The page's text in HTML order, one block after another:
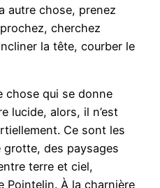
autre chose, prenez
cherchez
la tête, courber le
chose qui se donne
lucide, alors, il n’est
Ce sont les
grotte, des paysages
terre et ciel,
Pointelin. À la charnière